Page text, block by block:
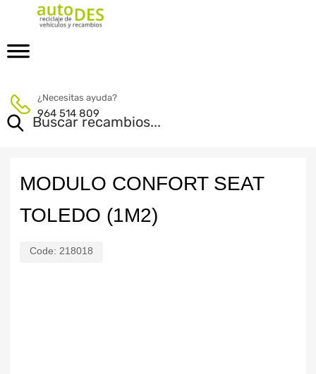
¿Necesitas ayuda?
964 514 809
MODULO CONFORT SEAT
TOLEDO (1M2)
Code: 218018